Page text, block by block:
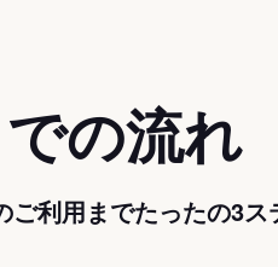
の流れ
利用までたったの3ス